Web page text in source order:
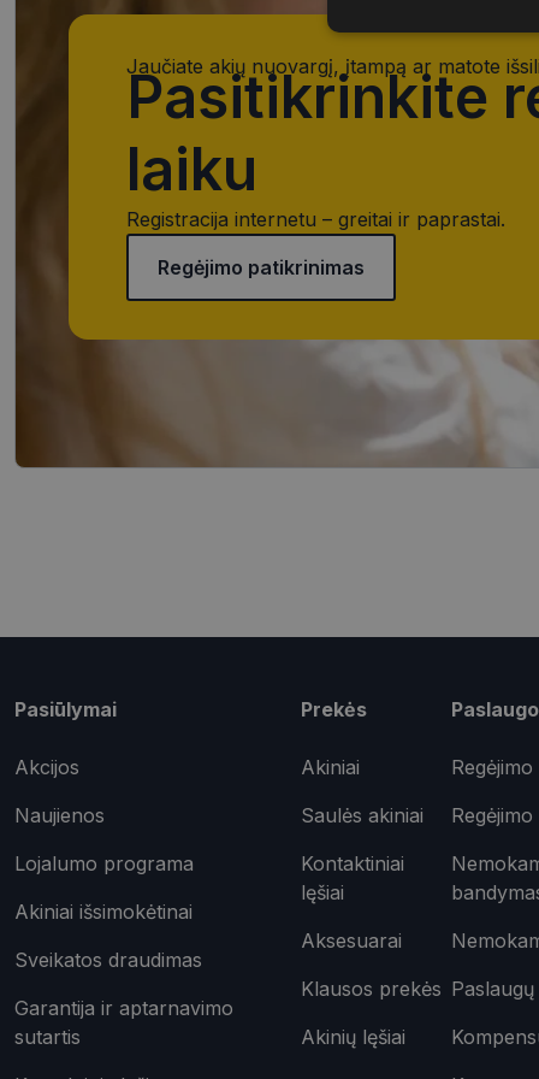
Jaučiate akių nuovargį, įtampą ar matote
Pasitikrinkite
laiku
Registracija internetu – greitai ir paprastai.
Regėjimo patikrinimas
Pasiūlymai
Akcijos
Naujienos
Lojalumo programa
Akiniai išsimokėtinai
Sveikatos draudimas
Garantija ir aptarnavimo
sutartis
Prekės
Akiniai
Saulės akiniai
Kontaktiniai
lęšiai
Aksesuarai
Klausos prekės
Akinių lęšiai
slapukai
Šie slapukai yra
tačiau
saugomi Jūsų
Pavadinimas
CookieScriptConsent
Pavadinimas
__kla_id
Pavadinimas
test_cookie
_gcl_au
_fbp
Pavadinimas